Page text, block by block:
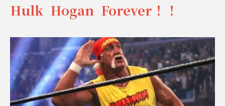
Hulk Hogan Forever！！